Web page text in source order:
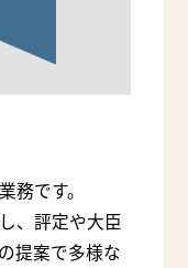
務です。
、評定や大臣
提案で多様な